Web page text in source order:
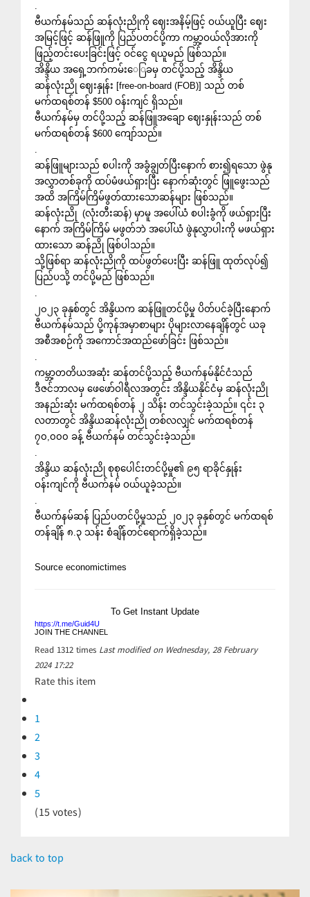
.
ဗီယက်နမ်သည် ဆန်လုံးညိုကို ဈေးအနိမ့်ဖြင့် ဝယ်ယူပြီး ဈေး
အမြင့်ဖြင့် ဆန်ဖြူကို ပြည်ပတင်ပို့ကာ ကမ္ဘာ့ဝယ်လိုအားကို
ဖြည့်တင်းပေးခြင်းဖြင့် ဝင်ငွေ ရယူမည် ဖြစ်သည်။
အိန္ဒိယ အရှေ့ဘက်ကမ်း‌ေြခမှ တင်ပို့သည့် အိန္ဒိယ
ဆန်လုံးညို ဈေးနှုန်း [free-on-board (FOB)] သည် တစ်
မက်ထရစ်တန် $500 ဝန်းကျင် ရှိသည်။
ဗီယက်နမ်မှ တင်ပို့သည့် ဆန်ဖြူအချော ဈေးနှုန်းသည် တစ်
မက်ထရစ်တန် $600 ကျော်သည်။
.
ဆန်ဖြူများသည် စပါးကို အခွံချွတ်ပြီးနောက် စား၍ရ‌သော ဖွဲနု
အလွှာတစ်ခုကို ထပ်မံဖယ်ရှားပြီး နောက်ဆုံးတွင် ဖြူဖွေးသည်
အထိ အကြိမ်ကြိမ်ဖွတ်ထားသောဆန်များ ဖြစ်သည်။
ဆန်လုံးညို (လုံးတီးဆန်) မှာမူ အပေါ်ယံ စပါးခွံကို ဖယ်ရှားပြီး
နောက် အကြိမ်ကြိမ် မဖွတ်ဘဲ အပေါ်ယံ ဖွဲနုလွှာပါးကို မဖယ်ရှား
ထားသော ဆန်ညို ဖြစ်ပါသည်။
သို့ဖြစ်ရာ ဆန်လုံးညိုကို ထပ်ဖွတ်ပေးပြီး ဆန်ဖြူ ထုတ်လုပ်၍
ပြည်ပသို့ တင်ပို့မည် ဖြစ်သည်။
.
၂၀၂၃ ခုနှစ်တွင် အိန္ဒိယက ဆန်ဖြူတင်ပို့မှု ပိတ်ပင်ခဲ့ပြီးနောက်
ဗီယက်နမ်သည် ပို့ကုန်အမှာစာများ ပိုများလာနေချိန်တွင် ယခု
အစီအစဉ်ကို အကောင်အထည်ဖော်ခြင်း ဖြစ်သည်။
.
ကမ္ဘာ့တတိယအဆုံး ဆန်တင်ပို့သည့် ဗီယက်နမ်နိုင်ငံသည်
ဒီဇင်ဘာလမှ ဖေဖော်ဝါရီလအတွင်း အိန္ဒိယနိုင်ငံမှ ဆန်လုံးညို
အနည်းဆုံး မက်ထရစ်တန် ၂ သိန်း တင်သွင်းခဲ့သည်။ ၎င်း ၃
လတာတွင် အိန္ဒိယဆန်လုံးညို တစ်လလျှင် မက်ထရစ်တန်
၇၀,၀၀၀ ခန့် ဗီယက်နမ် တင်သွင်းခဲ့သည်။
.
အိန္ဒိယ ဆန်လုံးညို စုစုပေါင်းတင်ပို့မှု၏ ၉၅ ရာခိုင်နှုန်း
ဝန်းကျင်ကို ဗီယက်နမ် ဝယ်ယူခဲ့သည်။
.
ဗီယက်နမ်ဆန် ပြည်ပတင်ပို့မှုသည် ၂၀၂၃ ခုနှစ်တွင် မက်ထရစ်
တန်ချိန် ၈.၃ သန်း စံချိန်တင်ရောက်ရှိခဲ့သည်။
Source economictimes
To Get Instant Update
https://t.me/Guid4U
JOIN THE CHANNEL
Read 1312times Last modified on Wednesday, 28 February
2024 17:22
Rate this item
1
2
3
4
5
(15 votes)
back to top